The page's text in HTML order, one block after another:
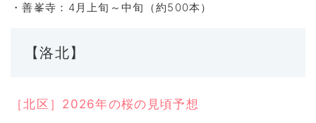
・善峯寺：4月上旬～中旬（約500本）
【洛北】
［北区］2026年の桜の見頃予想